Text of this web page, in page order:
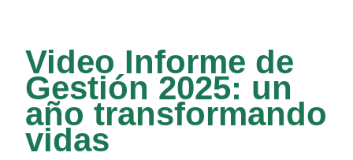
Video Informe de
Gestión 2025: un
año transformando
vidas